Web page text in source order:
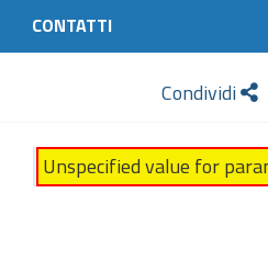
CONTATTI
Condividi
Unspecified value for